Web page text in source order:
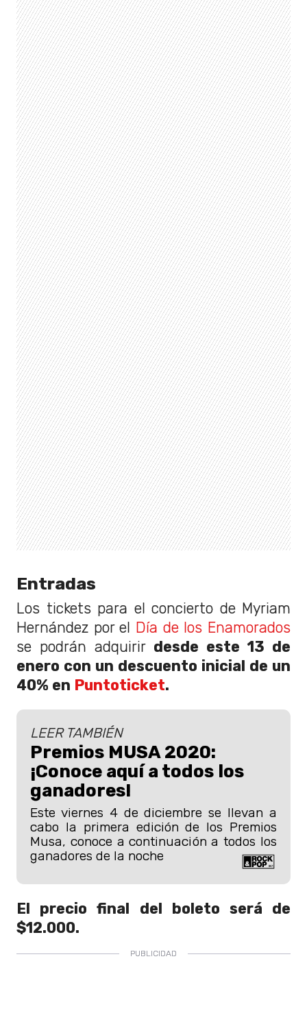
Entradas
Los tickets para el concierto de Myriam
Hernández por el Día de los Enamorados
se podrán adquirir desde este 13 de
enero con un descuento inicial de un
40% en Puntoticket.
LEER TAMBIÉN
Premios MUSA 2020:
¡Conoce aquí a todos los
ganadores!
Este viernes 4 de diciembre se llevan a
cabo la primera edición de los Premios
Musa, conoce a continuación a todos los
ganadores de la noche
El precio final del boleto será de
$12.000.